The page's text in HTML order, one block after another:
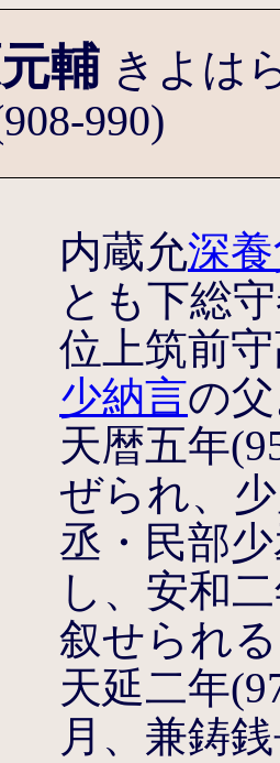
輔 きよは
990)
内蔵允深
とも下総
位上筑前
少納言の
天暦五年
ぜられ、
丞・民部
し、安和
叙せられ
天延二年
月、兼鋳